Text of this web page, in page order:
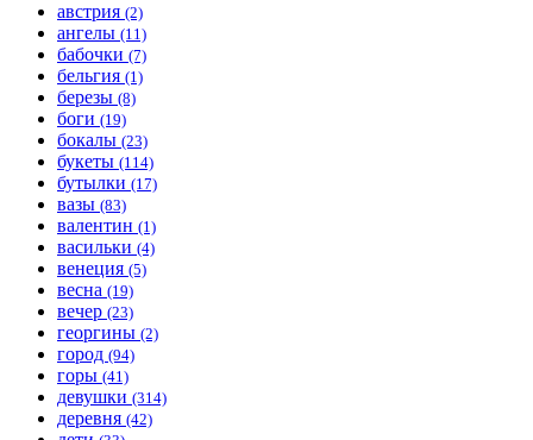
австрия (2)
ангелы (11)
бабочки (7)
бельгия (1)
березы (8)
боги (19)
бокалы (23)
букеты (114)
бутылки (17)
вазы (83)
валентин (1)
васильки (4)
венеция (5)
весна (19)
вечер (23)
георгины (2)
город (94)
горы (41)
девушки (314)
деревня (42)